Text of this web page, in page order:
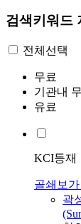
검색키워드
전체선택
무료
기관내
유료
KCI등재
골쇄보
곽